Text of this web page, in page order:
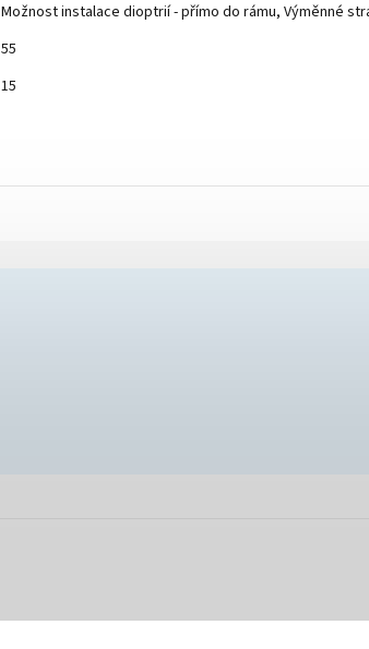
Možnost instalace dioptrií - přímo do rámu, Výměnné
55
15